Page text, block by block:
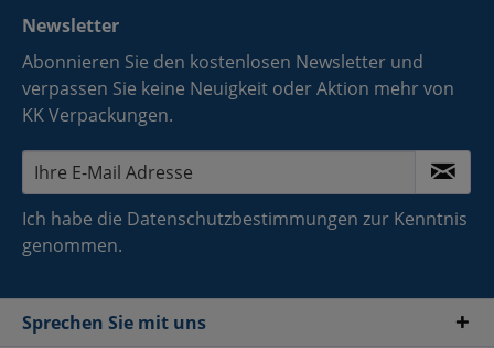
Newsletter
Abonnieren Sie den kostenlosen Newsletter und
verpassen Sie keine Neuigkeit oder Aktion mehr von
KK Verpackungen.
Ich habe die Datenschutzbestimmungen zur Kenntnis
genommen.
Sprechen Sie mit uns